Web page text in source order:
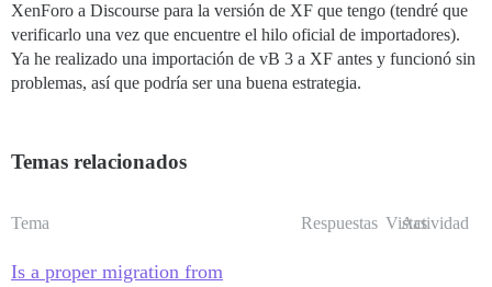
XenForo a Discourse para la versión de XF que tengo (tendré que
verificarlo una vez que encuentre el hilo oficial de importadores).
Ya he realizado una importación de vB 3 a XF antes y funcionó sin
problemas, así que podría ser una buena estrategia.
Temas relacionados
Tema Respuestas Vistas
Actividad
Is a proper migration from